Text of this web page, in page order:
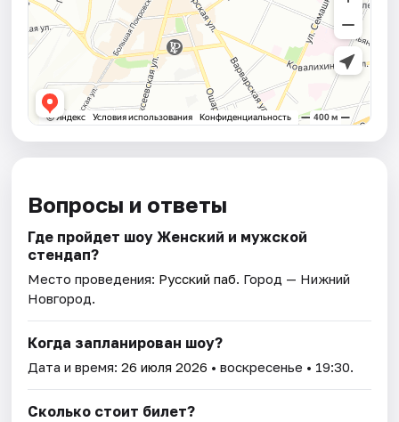
Вопросы и ответы
Где пройдет шоу Женский и мужской
стендап?
Место проведения: Русский паб. Город — Нижний
Новгород.
Когда запланирован шоу?
Дата и время:26 июля 2026 • воскресенье • 19:30.
Сколько стоит билет?